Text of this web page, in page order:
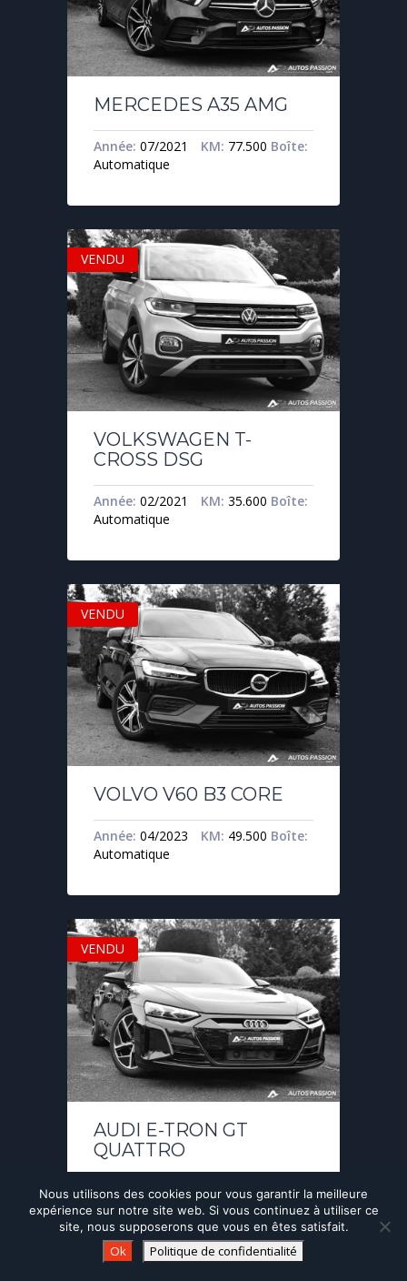
MERCEDES A35 AMG
Année: 07/2021 KM: 77.500 Boîte:
Automatique
VOLKSWAGEN T-
CROSS DSG
Année: 02/2021 KM: 35.600 Boîte:
Automatique
VENDU
VOLVO V60 B3 CORE
Année: 04/2023 KM: 49.500 Boîte:
Automatique
VENDU
AUDI E-TRON GT
QUATTRO
Année: 02/2022 KM: 19.400 Boîte:
Automatique
VENDU
Nous utilisons des cookies pour vous garantir la meilleure
expérience sur notre site web. Si vous continuez à utiliser ce
site, nous supposerons que vous en êtes satisfait.
Ok Politique de confidentialité